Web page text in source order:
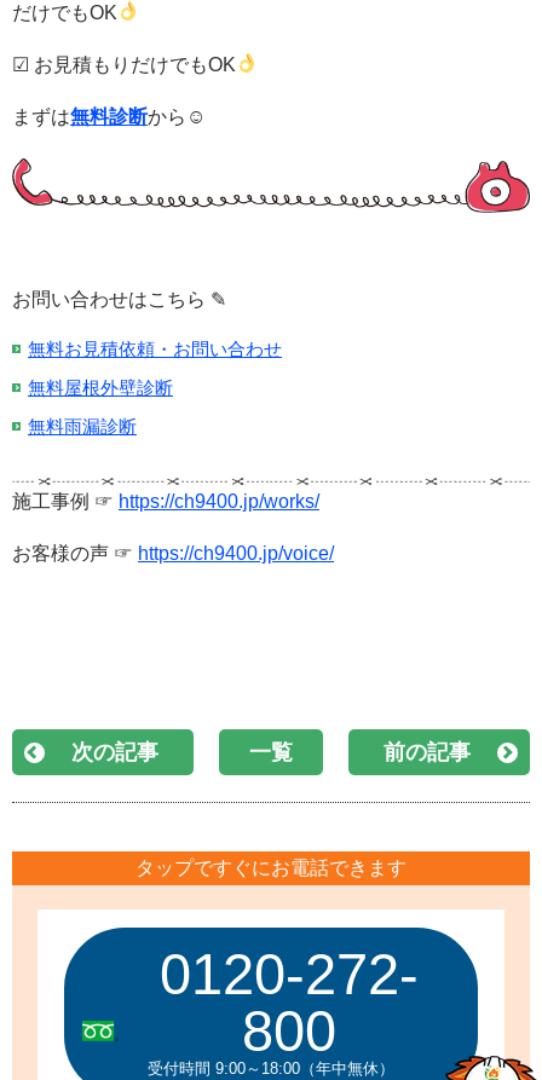
だけでもOK
☑ お見積もりだけでもOK
まずは無料診断から☺
お問い合わせはこちら ✎
無料お見積依頼・お問い合わせ
無料屋根外壁診断
無料雨漏診断
施工事例 ☞ https://ch9400.jp/works/
お客様の声 ☞ https://ch9400.jp/voice/
次の記事 一覧 前の記事
タップですぐにお電話できます
0120-272-
800
受付時間 9:00～18:00（年中無休）